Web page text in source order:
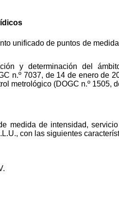
unificado de puntos de
y determinación del
n.º 7037, de 14 de enero de
metrológico (DOGC n.º 1505,
medida de intensidad,
con las siguientes